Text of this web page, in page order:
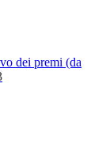
dei premi (da